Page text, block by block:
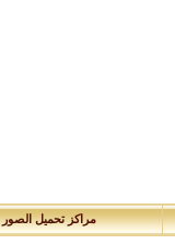
مراكز تحميل الصور